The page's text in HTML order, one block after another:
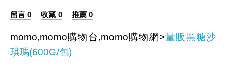
留言 0 收藏 0 推薦 0
momo,momo購物台,momo購物網>量販黑糖沙
琪瑪(600G/包)